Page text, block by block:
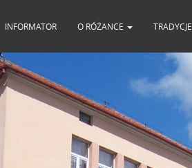
INFORMATOR O RÓŻANCE TRADYCJE